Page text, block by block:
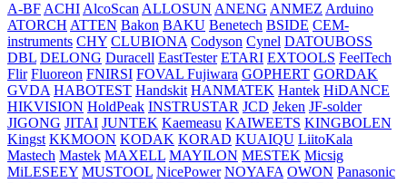
A-BFACHIAlcoScanALLOSUN ANENG ANMEZ Arduino
ATORCH ATTEN Bakon BAKU Benetech BSIDE CEM-
instruments CHY CLUBIONA Codyson Cynel DATOUBOSS
DBL DELONG Duracell EastTester ETARI EXTOOLS FeelTech
Flir Fluoreon FNIRSI FOVAL Fujiwara GOPHERT GORDAK
GVDA HABOTEST Handskit HANMATEK Hantek HiDANCE
HIKVISION HoldPeak INSTRUSTAR JCD Jeken JF-solder
JIGONG JITAI JUNTEK Kaemeasu KAIWEETS KINGBOLEN
Kingst KKMOON KODAK KORAD KUAIQU LiitoKala
Mastech Mastek MAXELL MAYILON MESTEK Micsig
MiLESEEY MUSTOOL NicePower NOYAFA OWON Panasonic